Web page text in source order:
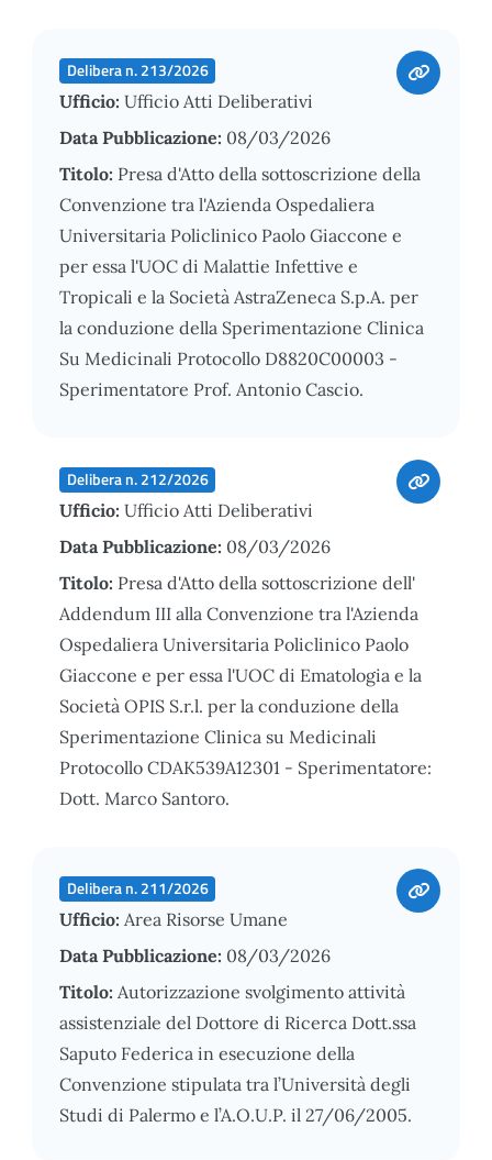
Delibera n. 213/2026
Ufficio: Ufficio Atti Deliberativi
Data Pubblicazione: 08/03/2026
Titolo: Presa d'Atto della sottoscrizione della
Convenzione tra l'Azienda Ospedaliera
Universitaria Policlinico Paolo Giaccone e
per essa l'UOC di Malattie Infettive e
Tropicali e la Società AstraZeneca S.p.A. per
la conduzione della Sperimentazione Clinica
Su Medicinali Protocollo D8820C00003 -
Sperimentatore Prof. Antonio Cascio.
Delibera n. 212/2026
Ufficio: Ufficio Atti Deliberativi
Data Pubblicazione: 08/03/2026
Titolo: Presa d'Atto della sottoscrizione dell'
Addendum III alla Convenzione tra l'Azienda
Ospedaliera Universitaria Policlinico Paolo
Giaccone e per essa l'UOC di Ematologia e la
Società OPIS S.r.l. per la conduzione della
Sperimentazione Clinica su Medicinali
Protocollo CDAK539A12301 - Sperimentatore:
Dott. Marco Santoro.
Delibera n. 211/2026
Ufficio: Area Risorse Umane
Data Pubblicazione: 08/03/2026
Titolo: Autorizzazione svolgimento attività
assistenziale del Dottore di Ricerca Dott.ssa
Saputo Federica in esecuzione della
Convenzione stipulata tra l’Università degli
Studi di Palermo e l’A.O.U.P. il 27/06/2005.